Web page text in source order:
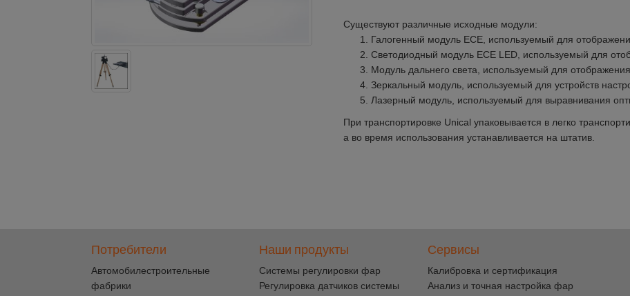
Существуют различные исходные модули:
Галогенный модуль ECE, используемый для
Светодиодный модуль ЕCE LED, используемый для
Модуль дальнего света, используемый для
Зеркальный модуль, используемый для устройств
Лазерный модуль, используемый для выравнивания
При транспортировке Unical упаковывается в легко
а во время использования устанавливается на штатив.
Потребители
Автомобилестроительные
фабрики
Наши продукты
Cистемы регулировки фар
Регулировка датчиков системы
Сервисы
Калибровка и сертификация
Анализ и точная настройка фар